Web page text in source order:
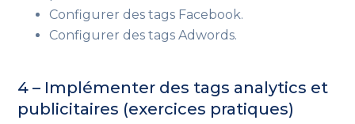
Configurer des tags Facebook.
Configurer des tags Adwords.
4 – Implémenter des tags analytics et
publicitaires (exercices pratiques)